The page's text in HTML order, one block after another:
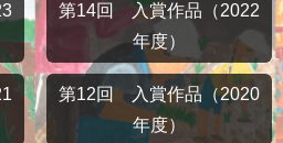
第14回 入賞作品（2022
年度）
第12回 入賞作品（2020
年度）